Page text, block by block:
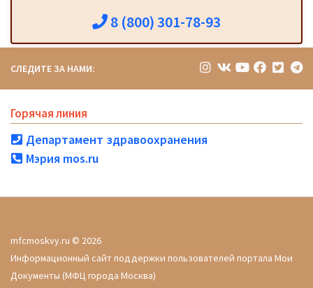
8 (800) 301-78-93
СЛЕДИТЕ ЗА НАМИ:
Горячая линия
Департамент здравоохранения
Мэрия mos.ru
mfcmoskvy.ru © 2026
Информационный сайт поддержки пользователей портала Мои
Документы (МФЦ города Москва)